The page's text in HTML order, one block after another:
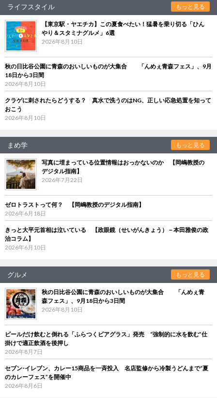
ライフスタイル もっと見る
【東京駅・ヤエチカ】この夏食べたい！猛暑を乗り切る「ひん
やり＆スタミナグルメ」6選
2026年8月10日
秋の日比谷公園に青森のおいしいものが大集合 「んめぇ青森フェス」、9月
18日から3日間
2026年8月10日
クラゲに刺されたらどうする？ 真水で洗うのはNG、正しい応急処置を知って
おこう
2026年8月10日
まめ学 もっと見る
写真に埋まっている位置情報はおっかないのか 【岡嶋教授の
デジタル指南】
2026年7月22日
ゼロトラストって何？ 【岡嶋教授のデジタル指南】
2026年6月18日
きっと大平元首相は泣いている 【政眼鏡（せいがんきょう）－本田雅俊の政
治コラム】
2026年6月10日
グルメ もっと見る
秋の日比谷公園に青森のおいしいものが大集合 「んめぇ青
森フェス」、9月18日から3日間
2026年8月10日
ビールだけ飲むと倒れる「ふらつくビアグラス」発売 “強制的に水を飲む”仕
掛けで適正飲酒を後押し
2026年8月7日
セブン‐イレブン、カレー15商品を一斉投入 名店監修から冷製うどんまで“夏
のカレーフェス”を開催中
2026年8月6日